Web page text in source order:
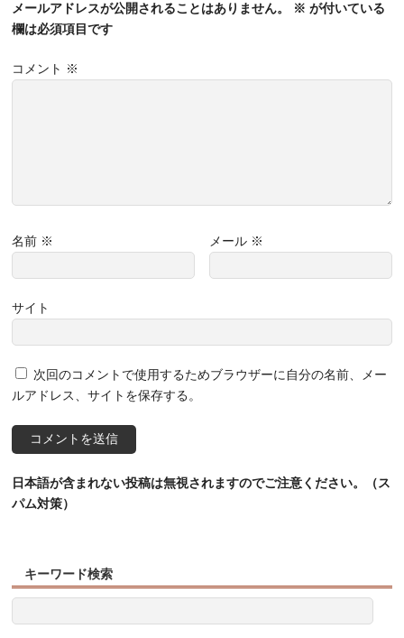
メールアドレスが公開されることはありません。 ※ が付いている
欄は必須項目です
コメント ※
名前 ※ メール ※
サイト
次回のコメントで使用するためブラウザーに自分の名前、メー
ルアドレス、サイトを保存する。
日本語が含まれない投稿は無視されますのでご注意ください。（ス
パム対策）
キーワード検索